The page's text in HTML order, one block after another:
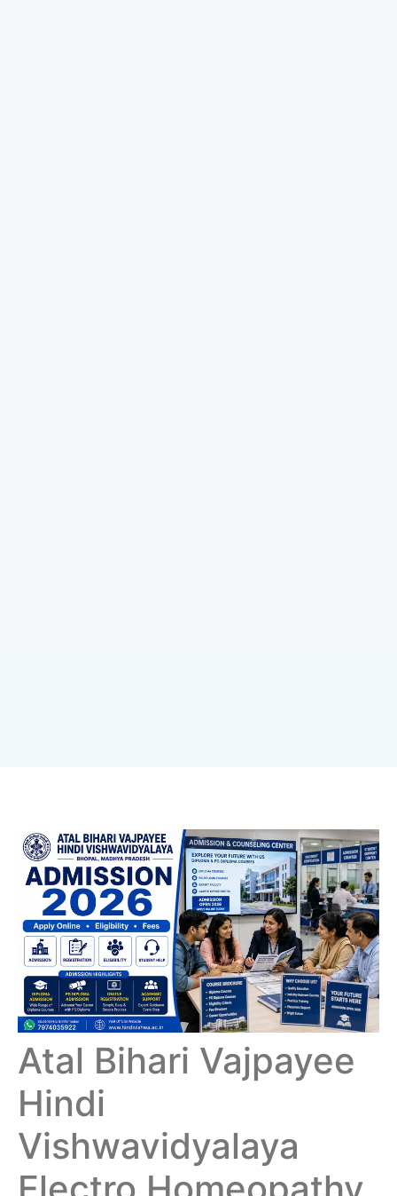
Atal Bihari Vajpayee
Hindi
Vishwavidyalaya